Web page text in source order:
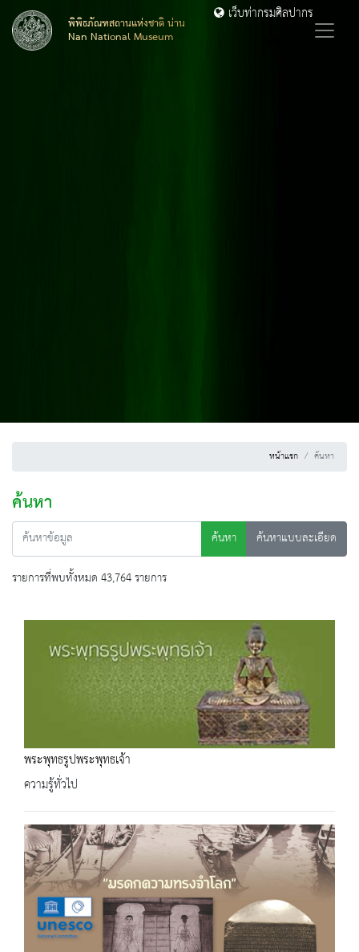
พิพิธภัณฑสถานแห่งชาติ น่าน
Nan National Museum
เว็บท่ากรมศิลปากร
หน้าแรก ค้นหา
ค้นหา
ค้นหา
ค้นหาแบบละเอียด
รายการที่พบทั้งหมด 43,764 รายการ
พระพุทธรูปพระพุทธเจ้า
ความรู้ทั่วไป